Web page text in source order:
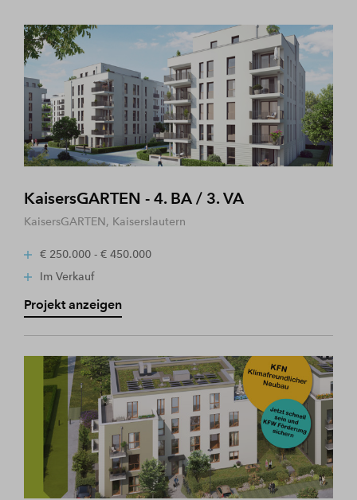
KaisersGARTEN - 4. BA / 3. VA
KaisersGARTEN, Kaiserslautern
€ 250.000 - € 450.000
Im Verkauf
Projekt anzeigen